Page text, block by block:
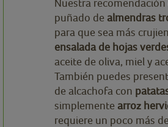
Nuestra
puñado de almendras
para que sea más
ensalada de hojas
aceite de oliva, miel y
También puedes
de alcachofa con
simplemente arroz
requiere un poco más